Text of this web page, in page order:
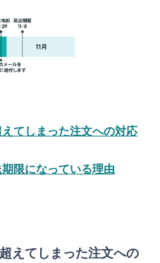
てしまった注文への対応
限になっている理由
えてしまった注文への